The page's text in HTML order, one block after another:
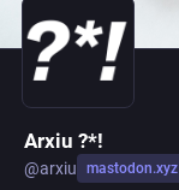
Arxiu ?*!
@arxiu mastodon.xyz